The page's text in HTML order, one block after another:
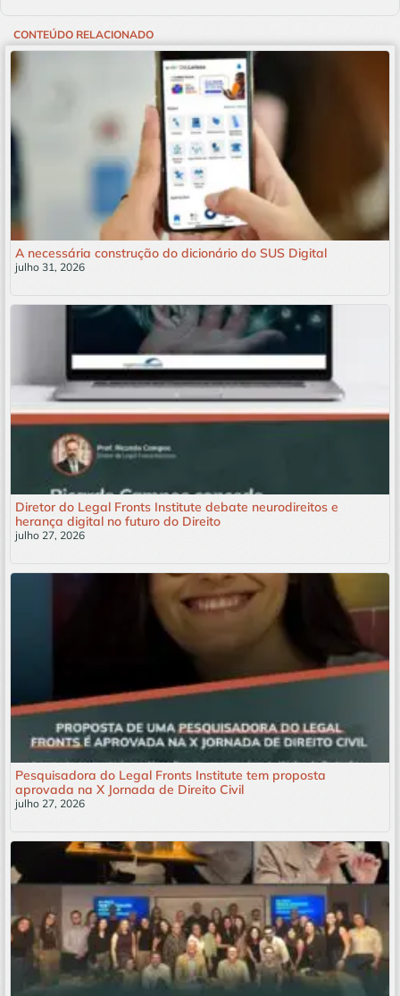
CONTEÚDO RELACIONADO
A necessária construção do dicionário do SUS Digital
julho 31, 2026
Diretor do Legal Fronts Institute debate neurodireitos e
herança digital no futuro do Direito
julho 27, 2026
Pesquisadora do Legal Fronts Institute tem proposta
aprovada na X Jornada de Direito Civil
julho 27, 2026